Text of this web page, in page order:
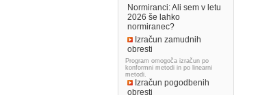
Normiranci: Ali sem v letu
2026 še lahko
normiranec?
Izračun zamudnih
obresti
Program omogoča izračun po
konformni metodi in po linearni
metodi.
Izračun pogodbenih
obresti